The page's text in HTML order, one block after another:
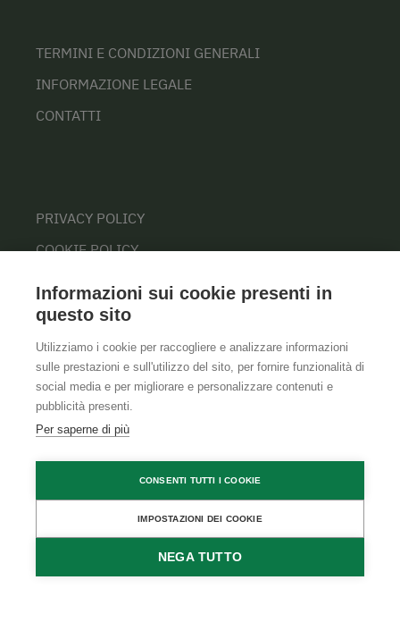
DISPONIBILITÀ
DIRETTAMENTE
TERMINI E CONDIZIONI GENERALI
INFORMAZIONE LEGALE
CONTATTI
PRIVACY POLICY
COOKIE POLICY
Informazioni sui cookie presenti in
questo sito
Utilizziamo i cookie per raccogliere e analizzare informazioni
sulle prestazioni e sull'utilizzo del sito, per fornire funzionalità di
social media e per migliorare e personalizzare contenuti e
pubblicità presenti.
Per saperne di più
CONSENTI TUTTI I COOKIE
IMPOSTAZIONI DEI COOKIE
NEGA TUTTO